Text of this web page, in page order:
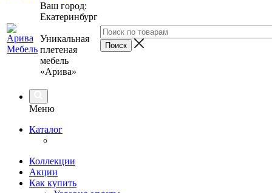
Ваш город:
Екатеринбург
Уникальная
плетеная
мебель
«Арива»
Меню
Каталог
Коллекции
Акции
Как купить